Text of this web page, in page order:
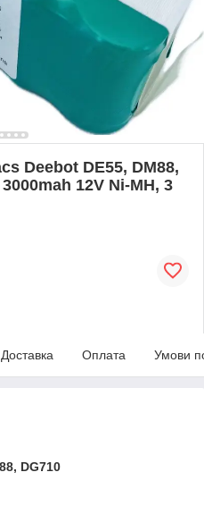
Deebot DE55, DM88,
12V Ni-MH, 3
Доставка Оплата Умови
DG710